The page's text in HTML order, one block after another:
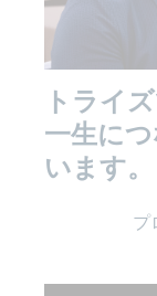
トライ
一生に
います。
プ